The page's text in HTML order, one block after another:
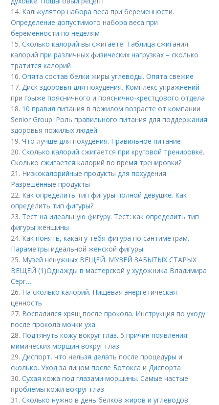
14. Калькулятор набора веса при беременности.
Определение допустимого набора веса при
беременности по неделям
15.Сколько калорий вы сжигаете. Таблица сжигания
калорий при различных физических нагрузках – сколько
тратится калорий
16.Опята состав белки жиры углеводы. Опята свежие
17.Диск здоровья для похудения. Комплекс упражнений
при грыже поясничного и пояснично-крестцового отдела
18. 10 правил питания в пожилом возрасте от компании
Senior Group. Роль правильного питания для поддержания
здоровья пожилых людей
19.Что лучше для похудения. Правильное питание
20.Сколько калорий сжигается при круговой тренировке.
Сколько сжигается калорий во время тренировки?
21. Низкокалорийные продукты для похудения.
Разрешённые продукты
22. Как определить тип фигуры полной девушке. Как
определить тип фигуры?
23. Тест на идеальную фигуру. Тест: как определить тип
фигуры женщины
24. Как понять, какая у тебя фигура по сантиметрам.
Параметры идеальной женской фигуры
25. Музей ненужных ВЕЩЕЙ. МУЗЕЙ ЗАБЫТЫХ СТАРЫХ
ВЕЩЕЙ (1)Однажды в мастерской у художника Владимира
Серг…
26. На сколько калорий. Пищевая энергетическая
ценность
27. Воспалился хрящ после прокола. Инструкция по уходу
после прокола мочки уха
28. Подтянуть кожу вокруг глаз. 5 причин появления
мимических морщин вокруг глаз
29.Диспорт, что нельзя делать после процедуры и
сколько. Уход за лицом после Ботокса и Диспорта
30.Сухая кожа под глазами морщины. Самые частые
проблемы кожи вокруг глаз
31.Сколько нужно в день белков жиров и углеводов